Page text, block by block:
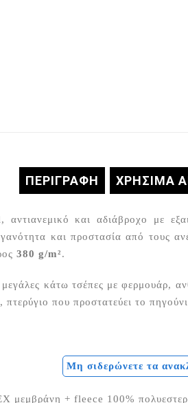
ΠΕΡΙΓΡΑΦΉ ΧΡΗΣΙΜΑ
και αδιάβροχο με
και προστασία από τους
380 g/m².
κάτω τσέπες με φερμουάρ,
που προστατεύει το
Μη σιδερώνετε τα
μεμβράνη + fleece 100%